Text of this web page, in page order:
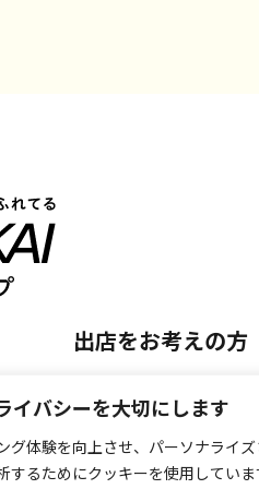
イバシーを大切にします
グ体験を向上させ、パーソナライ
するためにクッキーを使用してい
出店をお考えの方
空き区画のご案内
催事店舗出店のご案
キッチンカー出店の